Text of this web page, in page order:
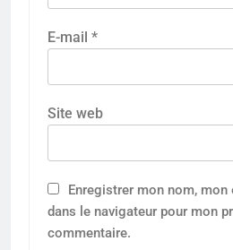
E-mail *
Site web
Enregistrer mon nom,
dans le navigateur pour mon
commentaire.